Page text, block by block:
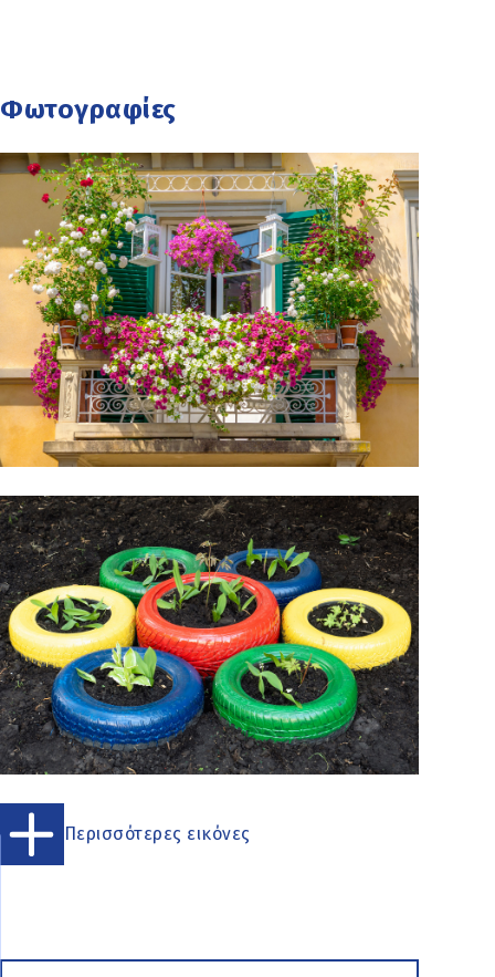
Φωτογραφίες
Περισσότερες εικόνες